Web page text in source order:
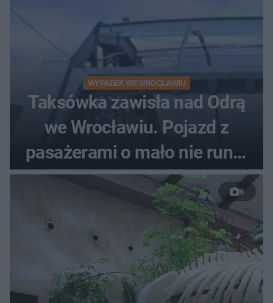
WYPADEK WE WROCŁAWIU
Taksówka zawisła nad Odrą
we Wrocławiu. Pojazd z
pasażerami o mało nie runął
do rzeki
6